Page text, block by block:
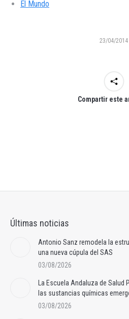
El Mundo
23/04/2014
Compartir este
Últimas noticias
Antonio Sanz remodela la
una nueva cúpula del SAS
03/08/2026
La Escuela Andaluza de
las sustancias químicas
03/08/2026